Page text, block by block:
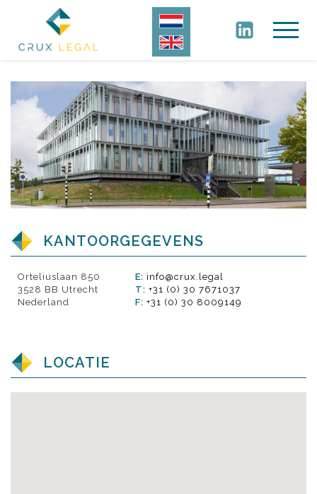
KANTOORGEGEVENS
Orteliuslaan 850
3528 BB Utrecht
Nederland
E: info@crux.legal
T: +31 (0) 30 7671037
F: +31 (0) 30 8009149
LOCATIE